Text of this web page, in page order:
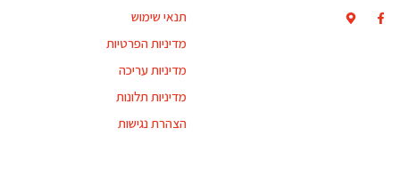
תנאי שימוש
מדיניות הפרטיות
מדיניות עריכה
מדיניות תלונות
הצהרת נגישות